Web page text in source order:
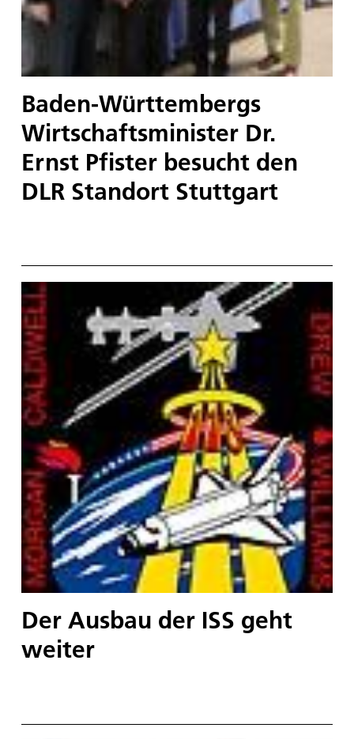
Baden-Württembergs
Wirtschaftsminister Dr.
Ernst Pfister besucht den
DLR Standort Stuttgart
Der Ausbau der ISS geht
weiter